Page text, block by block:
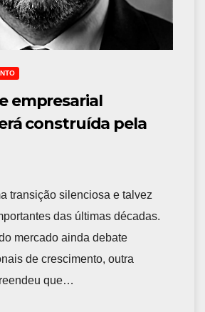
empresarial
construída pela
transição silenciosa e talvez
das últimas décadas.
mercado ainda debate
de crescimento, outra
que…